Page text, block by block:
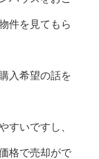
件を見てもら
入希望の話を
すいですし、
格で売却がで